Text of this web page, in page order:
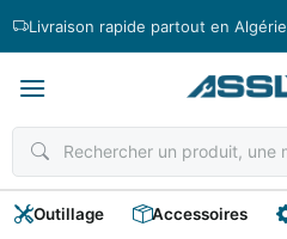
Livraison rapide partout en Algérie
Outillage Accessoires